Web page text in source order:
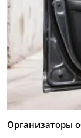
Организаторы